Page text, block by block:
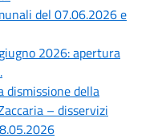
del 07.06.2026 e
2026: apertura
dismissione della
– disservizi